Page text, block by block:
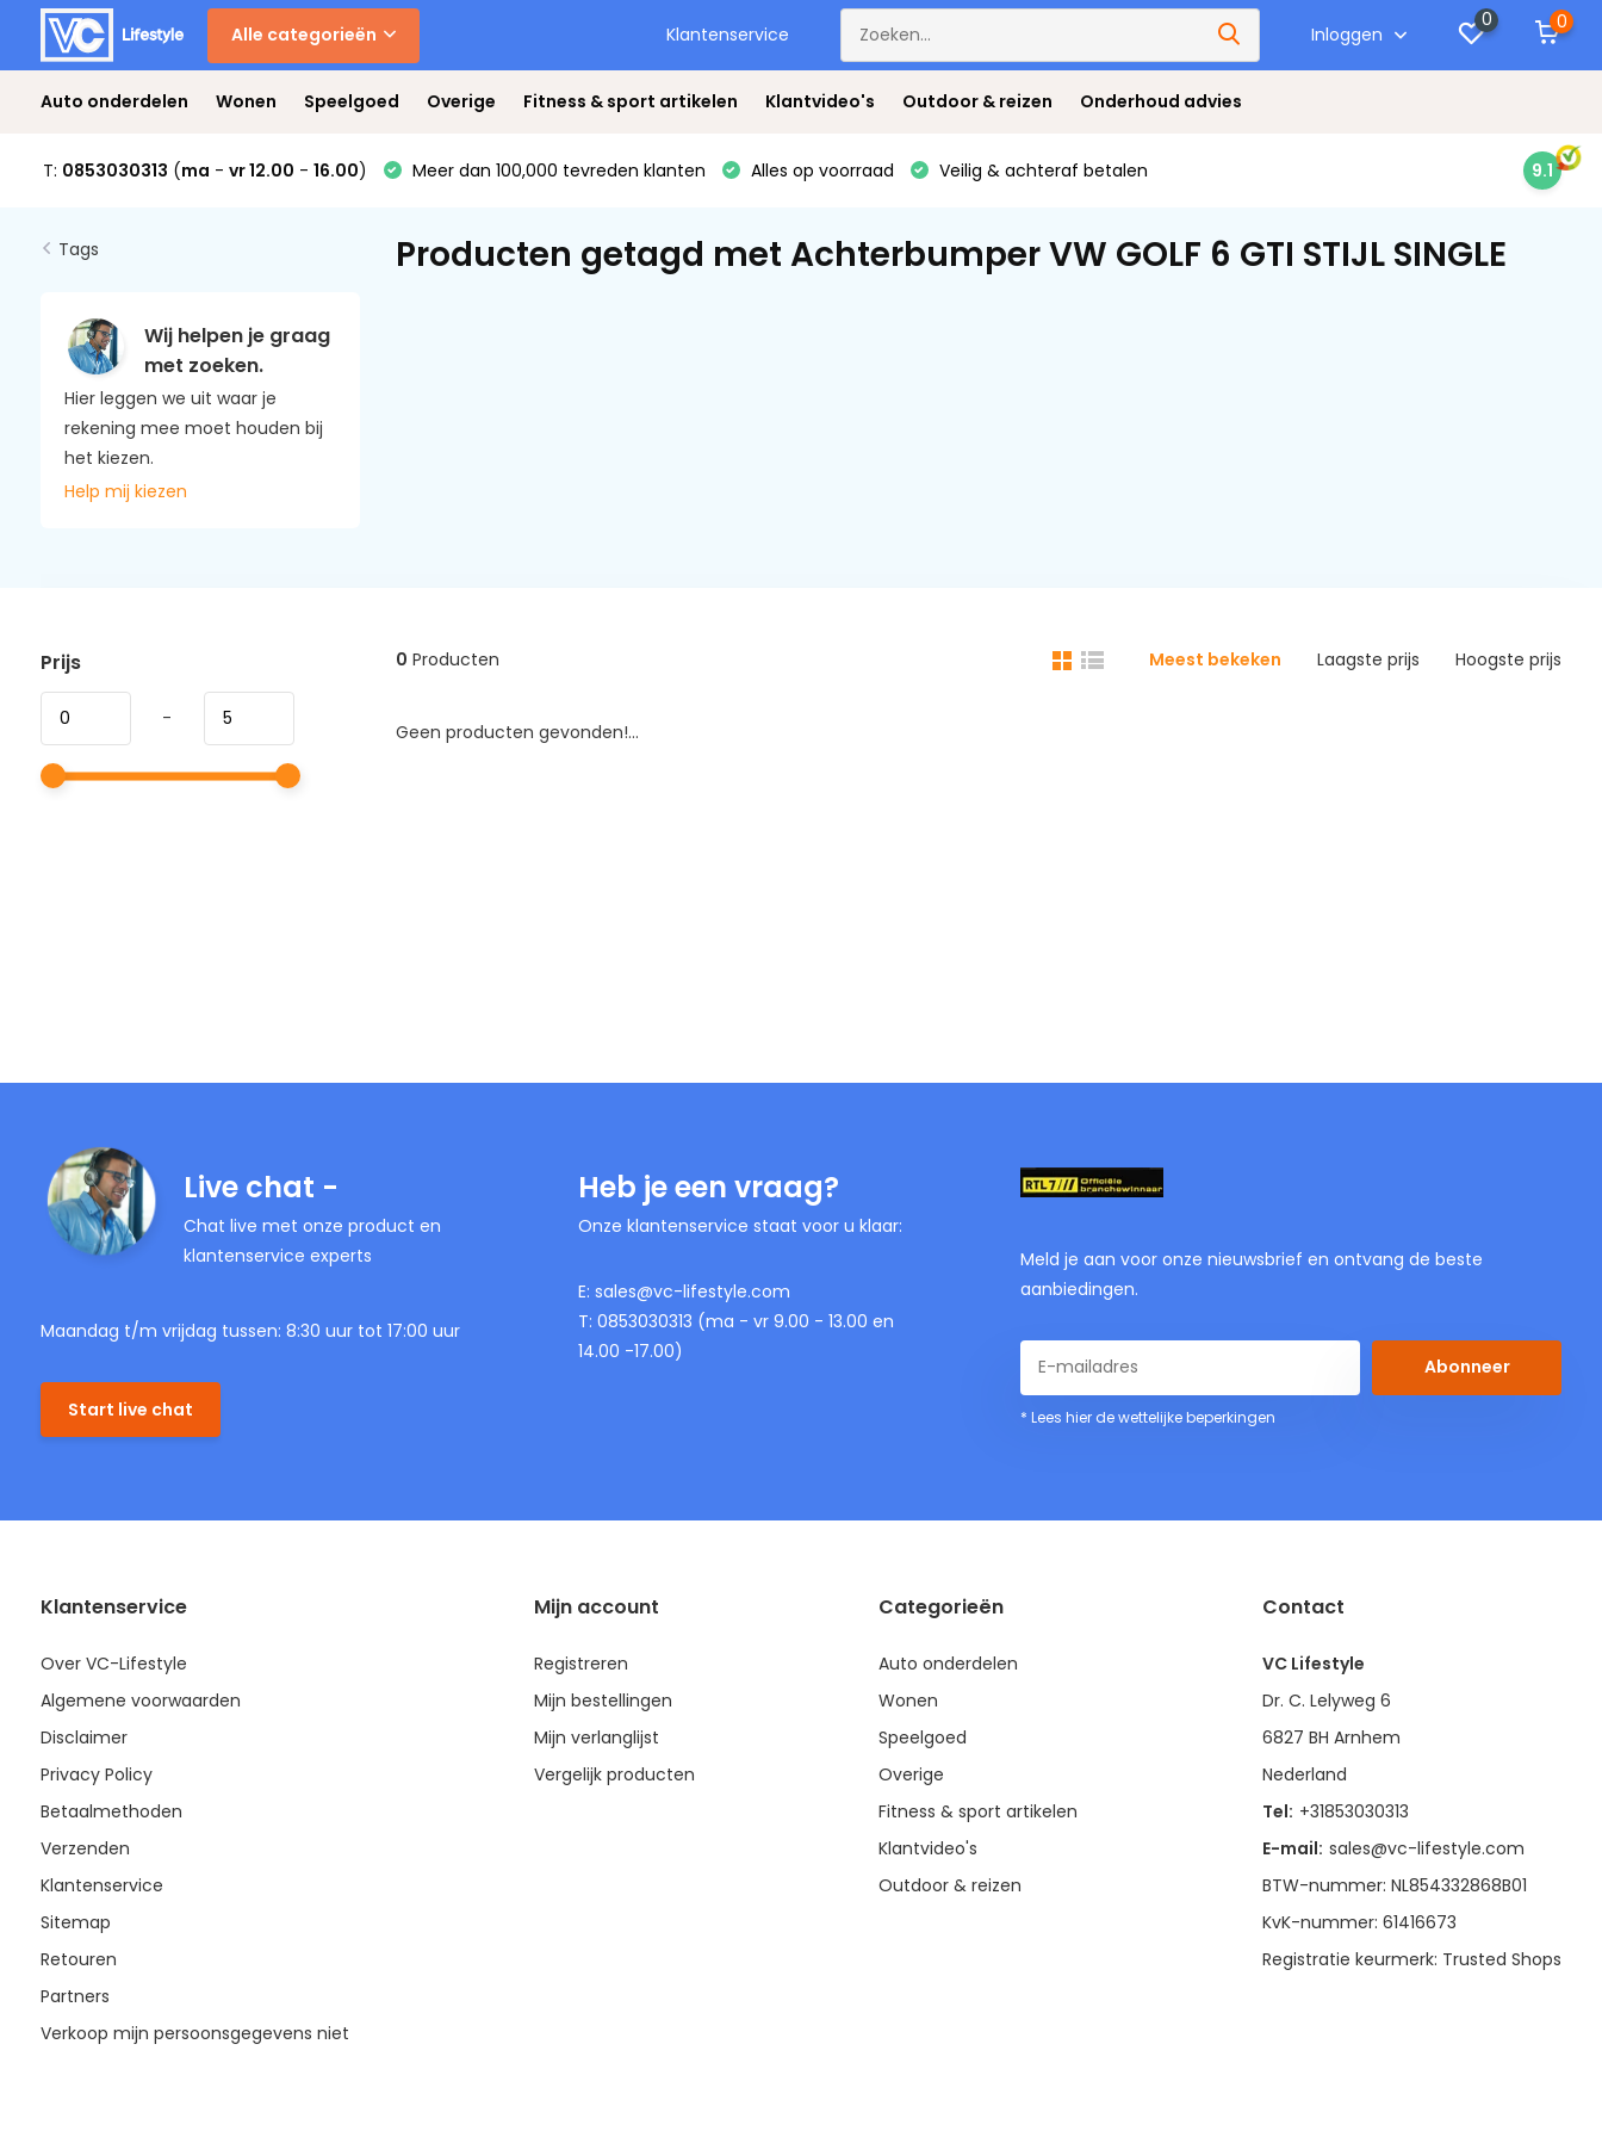
Alle categorieën Klantenservice Inloggen
0 0
Auto onderdelen Wonen Speelgoed Overige Fitness & sport artikelen Klantvideo's Outdoor & reizen Onderhoud advies
T: 0853030313 (ma - vr 12.00 - 16.00) Meer dan 100,000 tevreden klanten Alles op voorraad Veilig & achteraf betalen 9.1
Tags
Wij helpen je graag
met zoeken.
Hier leggen we uit waar je
rekening mee moet houden bij
het kiezen.
Help mij kiezen
Producten getagd met Achterbumper VW GOLF 6 GTI STIJL SINGLE
Prijs
-
0 Producten Meest bekeken Laagste prijs Hoogste prijs
Geen producten gevonden!...
Live chat -
Chat live met onze product en
klantenservice experts
Maandag t/m vrijdag tussen: 8:30 uur tot 17:00 uur
Start live chat
Heb je een vraag?
Onze klantenservice staat voor u klaar:
E: sales@vc-lifestyle.com
T: 0853030313 (ma - vr 9.00 - 13.00 en
14.00 -17.00)
Meld je aan voor onze nieuwsbrief en ontvang de beste
aanbiedingen.
Abonneer
* Lees hier de wettelijke beperkingen
Klantenservice
Over VC-Lifestyle
Algemene voorwaarden
Disclaimer
Privacy Policy
Betaalmethoden
Verzenden
Klantenservice
Sitemap
Retouren
Partners
Verkoop mijn persoonsgegevens niet
Mijn account
Registreren
Mijn bestellingen
Mijn verlanglijst
Vergelijk producten
Categorieën
Auto onderdelen
Wonen
Speelgoed
Overige
Fitness & sport artikelen
Klantvideo's
Outdoor & reizen
Contact
VC Lifestyle
Dr. C. Lelyweg 6
6827 BH Arnhem
Nederland
Tel: +31853030313
E-mail: sales@vc-lifestyle.com
BTW-nummer: NL854332868B01
KvK-nummer: 61416673
Registratie keurmerk: Trusted Shops